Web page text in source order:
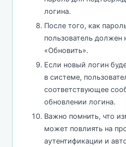
логина.
После того, как
пользователь должен
«Обновить».
Если новый логин
в системе,
соответствующее
обновлении логина.
Важно помнить, что
может повлиять на
аутентификации и